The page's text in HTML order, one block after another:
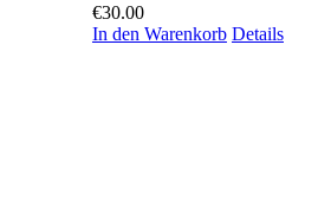
€30.00
In den Warenkorb Details